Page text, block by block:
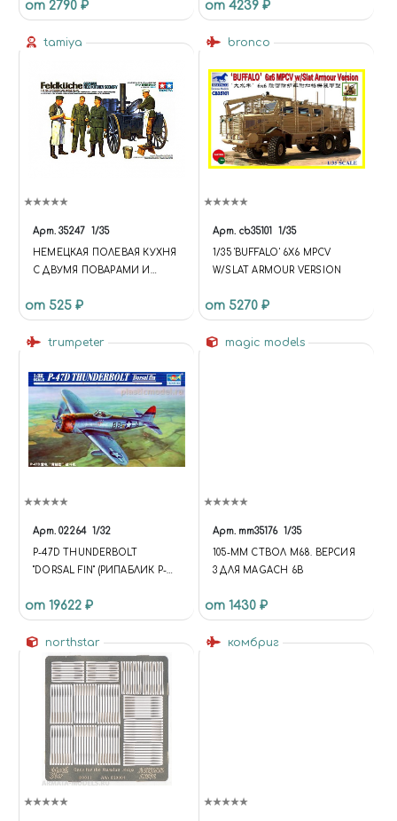
от 2790 ₽ от 4239 ₽
tamiya
Арт. 35247 1/35
НЕМЕЦКАЯ ПОЛЕВАЯ КУХНЯ
С ДВУМЯ ПОВАРАМИ И
от 525 ₽
bronco
Арт. cb35101 1/35
1/35 'BUFFALO' 6X6 MPCV
W/SLAT ARMOUR VERSION
от 5270 ₽
trumpeter
Арт. 02264 1/32
P-47D THUNDERBOLT
"DORSAL FIN" (РИПАБЛИК P-
АМЕРИКАНСКИЙ
ИСТРЕБИТЕЛЬ-
БОМБАРДИРОВЩИК
ВАРИАНТ «СПИННОЙ
ПЛАВНИК»)
от 19622 ₽
magic models
Арт. mm35176 1/35
105-ММ СТВОЛ М68. ВЕРСИЯ
3 ДЛЯ МAGACH 6B
от 1430 ₽
northstar комбриг